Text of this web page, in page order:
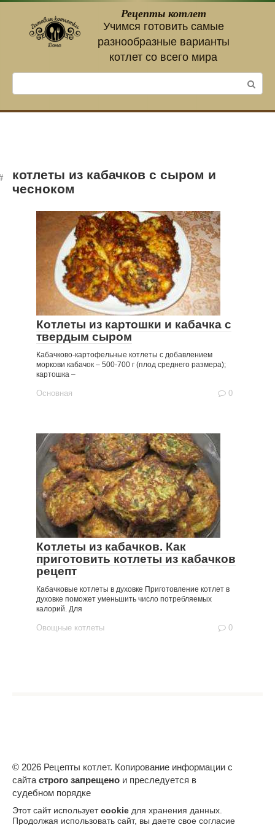
контенту
Рецепты котлет
Учимся готовить самые
разнообразные варианты
котлет со всего мира
котлеты из кабачков с сыром и
чесноком
Котлеты из картошки и кабачка с
твердым сыром
Кабачково-картофельные котлеты с добавлением
моркови кабачок – 500-700 г (плод среднего размера);
картошка –
Основная 0
Котлеты из кабачков. Как
приготовить котлеты из кабачков
рецепт
Кабачковые котлеты в духовке Приготовление котлет в
духовке поможет уменьшить число потребляемых
калорий. Для
Овощные котлеты 0
© 2026 Рецепты котлет. Копирование информации с
сайта строго запрещено и преследуется в
судебном порядке
Этот сайт использует cookie для хранения данных.
Продолжая использовать сайт, вы даете свое согласие